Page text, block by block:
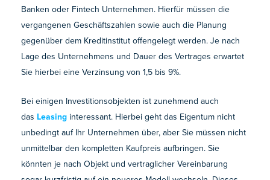
Banken oder Fintech Unternehmen. Hierfür müssen die
vergangenen Geschäftszahlen sowie auch die Planung
gegenüber dem Kreditinstitut offengelegt werden. Je nach
Lage des Unternehmens und Dauer des Vertrages erwartet
Sie hierbei eine Verzinsung von 1,5 bis 9%.
Bei einigen Investitionsobjekten ist zunehmend auch
das Leasing interessant. Hierbei geht das Eigentum nicht
unbedingt auf Ihr Unternehmen über, aber Sie müssen nicht
unmittelbar den kompletten Kaufpreis aufbringen. Sie
könnten je nach Objekt und vertraglicher Vereinbarung